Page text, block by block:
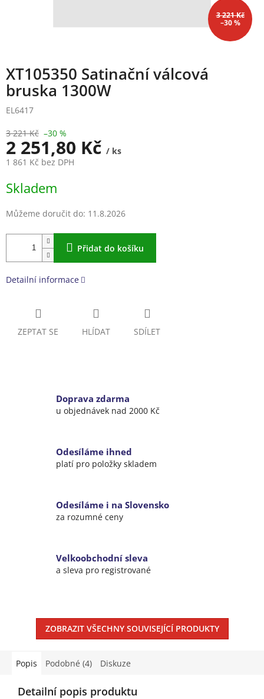
3 221 Kč
–30 %
XT105350 Satinační válcová
bruska 1300W
EL6417
3 221 Kč –30 %
2 251,80 Kč / ks
1 861 Kč bez DPH
cena:
Skladem
Můžeme doručit do: 11.8.2026
Přidat do košíku
Detailní informace
ZEPTAT SE HLÍDAT SDÍLET
Doprava zdarma
u objednávek nad 2000 Kč
Odesíláme ihned
platí pro položky skladem
Odesíláme i na Slovensko
za rozumné ceny
Velkoobchodní sleva
a sleva pro registrované
ZOBRAZIT VŠECHNY SOUVISEJÍCÍ PRODUKTY
Popis Podobné (4) Diskuze
Detailní popis produktu